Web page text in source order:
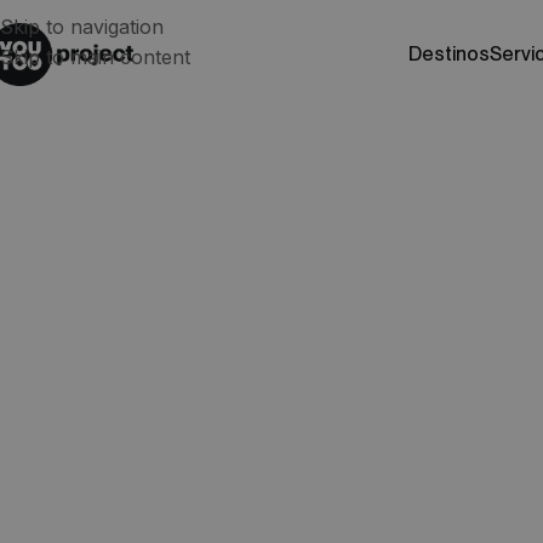
Skip to navigation
Skip to main content
destinos